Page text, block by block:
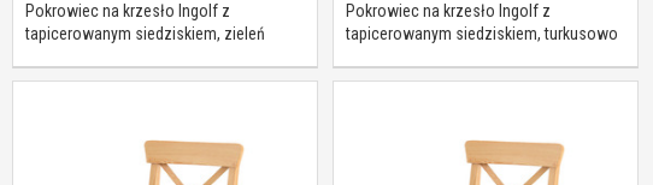
Pokrowiec na krzesło Ingolf z
tapicerowanym siedziskiem, zieleń
Pokrowiec na krzesło Ingolf z
tapicerowanym siedziskiem, turkusowo